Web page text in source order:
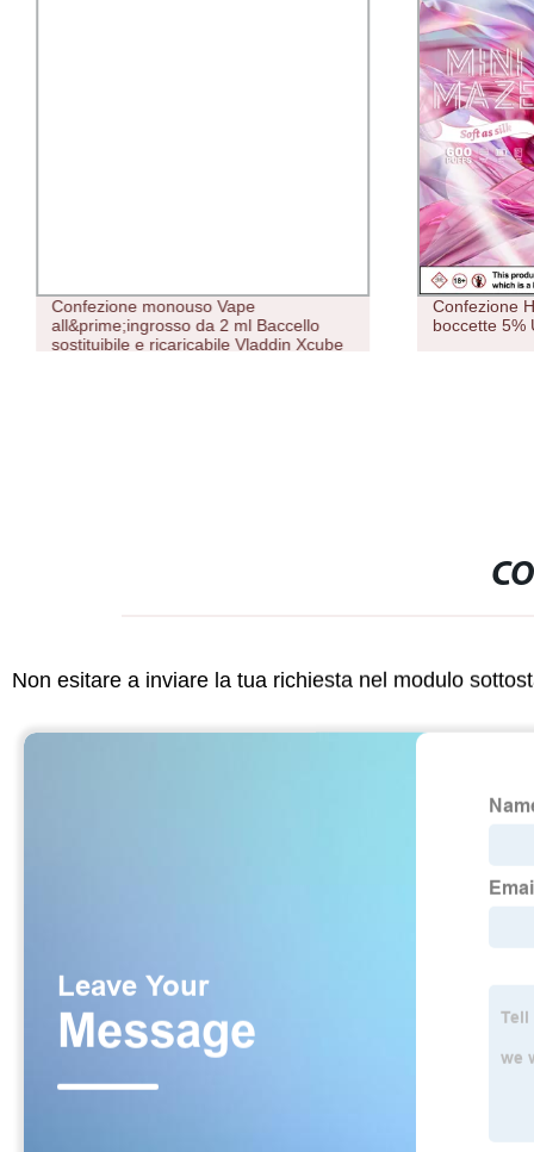
Confezione monouso Vape
all&prime;ingrosso da 2 ml Baccello
sostituibile e ricaricabile Vladdin Xcube
Confezione
boccette 5%
Non esitare a inviare la tua richiesta nel modulo